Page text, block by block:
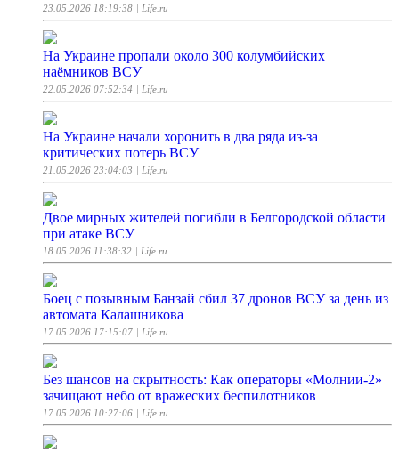
23.05.2026 18:19:38 | Life.ru
На Украине пропали около 300 колумбийских
наёмников ВСУ
22.05.2026 07:52:34 | Life.ru
На Украине начали хоронить в два ряда из-за
критических потерь ВСУ
21.05.2026 23:04:03 | Life.ru
Двое мирных жителей погибли в Белгородской области
при атаке ВСУ
18.05.2026 11:38:32 | Life.ru
Боец с позывным Банзай сбил 37 дронов ВСУ за день из
автомата Калашникова
17.05.2026 17:15:07 | Life.ru
Без шансов на скрытность: Как операторы «Молнии-2»
зачищают небо от вражеских беспилотников
17.05.2026 10:27:06 | Life.ru